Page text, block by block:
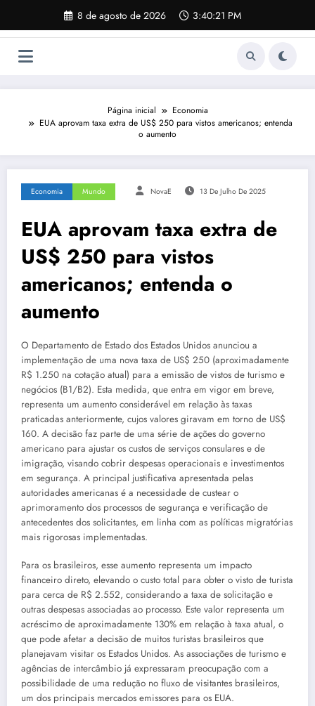
o
8 de agosto de 2026 3:40:22 PM
Página inicial
Economia
EUA aprovam taxa extra de US$ 250 para vistos americanos; entenda
o aumento
Economia Mundo NovaE 13 De Julho De 2025
EUA aprovam taxa extra de
US$ 250 para vistos
americanos; entenda o
aumento
O Departamento de Estado dos Estados Unidos anunciou a
implementação de uma nova taxa de US$ 250 (aproximadamente
R$ 1.250 na cotação atual) para a emissão de vistos de turismo e
negócios (B1/B2). Esta medida, que entra em vigor em breve,
representa um aumento considerável em relação às taxas
praticadas anteriormente, cujos valores giravam em torno de US$
160. A decisão faz parte de uma série de ações do governo
americano para ajustar os custos de serviços consulares e de
imigração, visando cobrir despesas operacionais e investimentos
em segurança. A principal justificativa apresentada pelas
autoridades americanas é a necessidade de custear o
aprimoramento dos processos de segurança e verificação de
antecedentes dos solicitantes, em linha com as políticas migratórias
mais rigorosas implementadas.
Para os brasileiros, esse aumento representa um impacto
financeiro direto, elevando o custo total para obter o visto de turista
para cerca de R$ 2.552, considerando a taxa de solicitação e
outras despesas associadas ao processo. Este valor representa um
acréscimo de aproximadamente 130% em relação à taxa atual, o
que pode afetar a decisão de muitos turistas brasileiros que
planejavam visitar os Estados Unidos. As associações de turismo e
agências de intercâmbio já expressaram preocupação com a
possibilidade de uma redução no fluxo de visitantes brasileiros,
um dos principais mercados emissores para os EUA.